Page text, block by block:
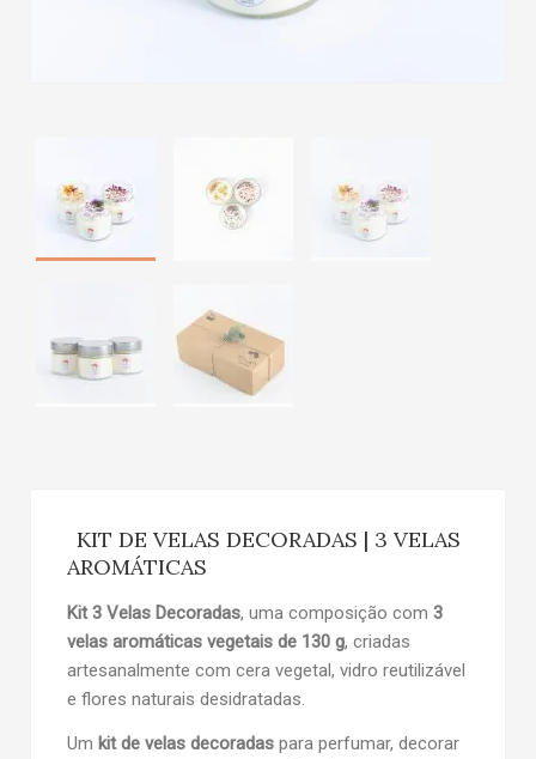
KIT DE VELAS DECORADAS | 3 VELAS
AROMÁTICAS
Kit 3 Velas Decoradas, uma composição com 3
velas aromáticas vegetais de 130 g, criadas
artesanalmente com cera vegetal, vidro reutilizável
e flores naturais desidratadas.
Um kit de velas decoradas para perfumar, decorar